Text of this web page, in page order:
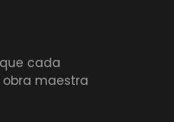
cada
obra maestra